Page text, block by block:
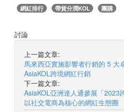
網紅排行
帶貨分潤KOL 團購
討論
上一篇文章:
馬來西亞實施影響者行銷的 5 大
AsiaKOL跨境網紅行銷
下一篇文章:
AsiaKOL亞洲達人通參展「2023
以社交電商為核心的網紅生態圈